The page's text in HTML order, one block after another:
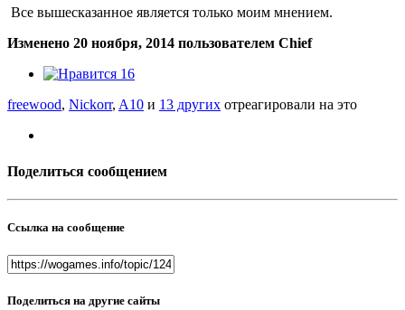
Все вышесказанное является только моим мнением.
Изменено 20 ноября, 2014 пользователем Chief
16
freewood, Nickorr, A10 и 13 других отреагировали на это
Поделиться сообщением
Ссылка на сообщение
Поделиться на другие сайты